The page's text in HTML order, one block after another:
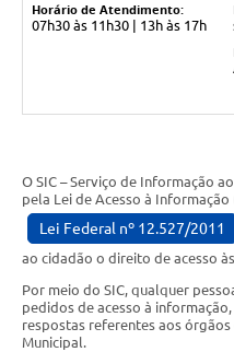
Horário de Atendimento:
07h30 às 11h30 | 13h às 17h
O SIC – Serviço de Informação
pela Lei de Acesso à Informação
Lei Federal nº 12.527/2011
ao cidadão o direito de acesso
Por meio do SIC, qualquer
pedidos de acesso à
respostas referentes aos
Municipal.